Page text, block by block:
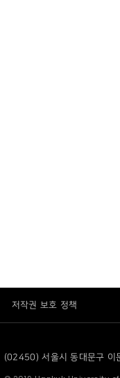
저작권 보호 정책
(02450) 서울시 동대문구